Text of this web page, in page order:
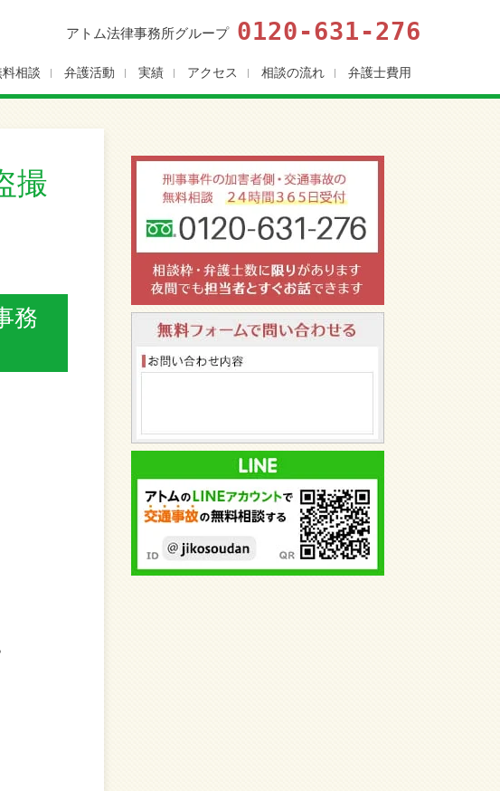
アトム法律事務所グループ 0120-631-276
料相談 弁護活動 実績 アクセス 相談の流れ 弁護士費用
撮
務